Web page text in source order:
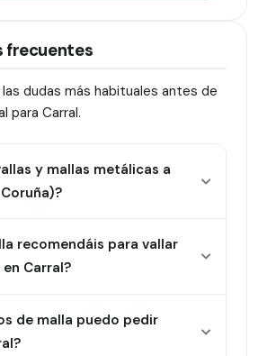
frecuentes
dudas más habituales antes de
para Carral.
y mallas metálicas a
recomendáis para vallar
Carral?
de malla puedo pedir